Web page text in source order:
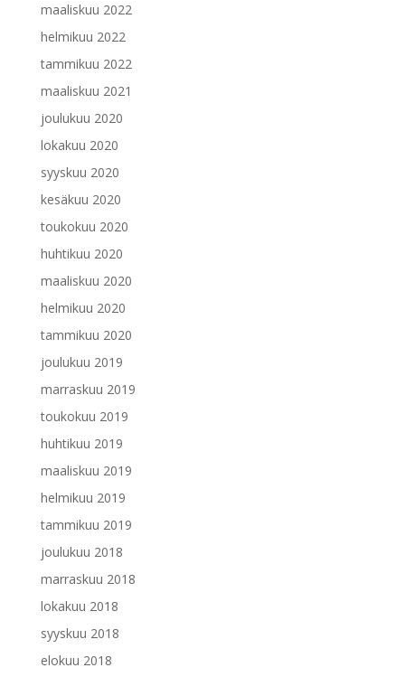
maaliskuu 2022
helmikuu 2022
tammikuu 2022
maaliskuu 2021
joulukuu 2020
lokakuu 2020
syyskuu 2020
kesäkuu 2020
toukokuu 2020
huhtikuu 2020
maaliskuu 2020
helmikuu 2020
tammikuu 2020
joulukuu 2019
marraskuu 2019
toukokuu 2019
huhtikuu 2019
maaliskuu 2019
helmikuu 2019
tammikuu 2019
joulukuu 2018
marraskuu 2018
lokakuu 2018
syyskuu 2018
elokuu 2018